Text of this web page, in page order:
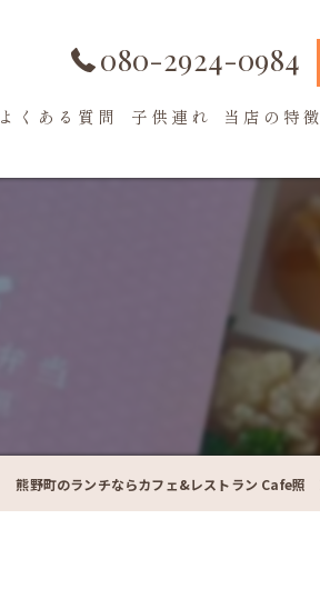
080-2924-0984
よくある質問 子供連れ 当店の特徴
熊野町のランチならカフェ&レストラン Cafe照